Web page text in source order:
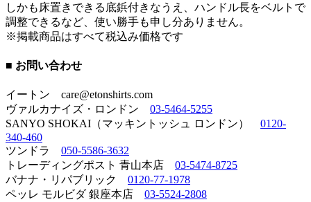
しかも床置きできる底鋲付きなうえ、ハンドル長をベルトで
調整できるなど、使い勝手も申し分ありません。
※掲載商品はすべて税込み価格です
■ お問い合わせ
イートン care@etonshirts.com
ヴァルカナイズ・ロンドン 03-5464-5255
SANYO SHOKAI（マッキントッシュ ロンドン） 0120-
340-460
ツンドラ 050-5586-3632
トレーディングポスト 青山本店 03-5474-8725
バナナ・リパブリック 0120-77-1978
ペッレ モルビダ 銀座本店 03-5524-2808